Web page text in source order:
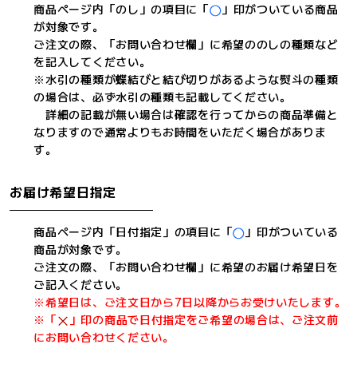
商品ページ内「のし」の項目に「
」印がついている商品
が対象です。
ご注文の際、「お問い合わせ欄」に希望ののしの種類など
を記入してください。
※水引の種類が蝶結びと結び切りがあるような熨斗の種類
の場合は、必ず水引の種類も記載してください。
詳細の記載が無い場合は確認を行ってからの商品準備と
なりますので通常よりもお時間をいただく場合がありま
す。
お届け希望日指定
商品ページ内「日付指定」の項目に「
」印がついている
商品が対象です。
ご注文の際、「お問い合わせ欄」に希望のお届け希望日を
ご記入ください。
※希望日は、ご注文日から7日以降からお受けいたします。
※「
」印の商品で日付指定をご希望の場合は、ご注文前
にお問い合わせください。